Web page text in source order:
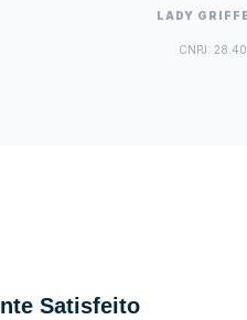
LADY
CNPJ:
Satisfeito